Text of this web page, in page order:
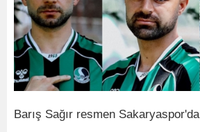
Barış Sağır resmen Sakaryaspor'da